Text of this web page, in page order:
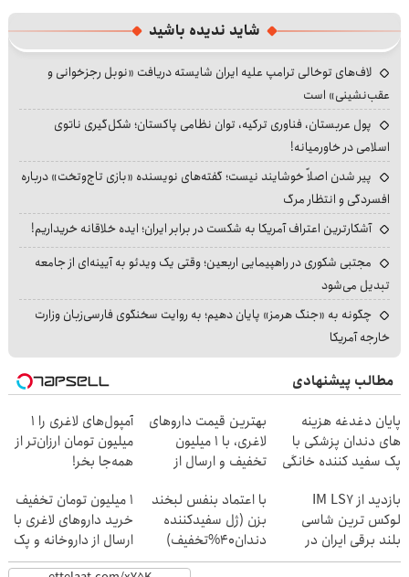
شاید ندیده باشید
لاف‌های توخالی ترامپ علیه ایران شایسته دریافت «نوبل رجزخوانی و
عقب‌نشینی» است
پول عربستان، فناوری ترکیه، توان نظامی پاکستان؛ شکل‌گیری ناتوی
اسلامی در خاورمیانه!
پیر شدن اصلاً خوشایند نیست؛ گفته‌های نویسنده «بازی تاج‌وتخت» درباره
افسردگی و انتظار مرگ
آشکارترین اعتراف آمریکا به شکست در برابر ایران؛ ایده خلاقانه خریداریم!
مجتبی شکوری در راهپیمایی اربعین؛ وقتی یک ویدئو به آیینه‌ای از جامعه
تبدیل می‌شود
چگونه به «جنگ هرمز» پایان دهیم؛ به روایت سخنگوی فارسی‌زبان وزارت
خارجه آمریکا
مطالب پیشنهادی
پایان دغدغه هزینه
های دندان پزشکی با
پک سفید کننده خانگی
بهترین قیمت داروهای
لاغری، با ۱ میلیون
تخفیف و ارسال از
آمپول‌های لاغری را ۱
میلیون تومان ارزان‌تر از
همه‌جا بخر!
بازدید از IM LS7
لوکس ترین شاسی
بلند برقی ایران در
باشگاه انقلاب
با اعتماد بنفس لبخند
بزن (ژل سفیدکننده
دندان40%تخفیف)
1 میلیون تومان تخفیف
خرید داروهای لاغری با
ارسال از داروخانه و پک
یخ!